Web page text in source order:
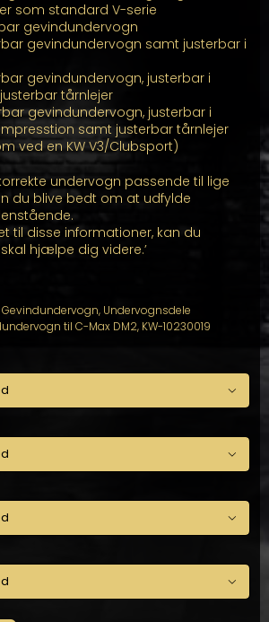
som standard V-serie
gevindundervogn
gevindundervogn samt justerbar i
gevindundervogn, justerbar i
tårnlejer
gevindundervogn, justerbar i
samt justerbar tårnlejer
ved en KW V3/Clubsport)
undervogn passende til lige
du blive bedt om at udfylde
til disse informationer, kan du
hjælpe dig videre.’
Gevindundervogn, Undervognsdele
til C-Max DM2, KW-10230019



